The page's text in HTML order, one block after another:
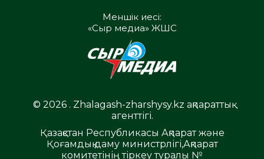
Меншік иесі:
«Сыр медиа» ЖШС
© 2026 . Zhalagash-zharshysy.kz ақпараттық
агенттігі.
Қазақстан Республикасы Ақпарат және
Қоғамдық даму министрлігі,Ақпарат
комитетінің тіркеу туралы №